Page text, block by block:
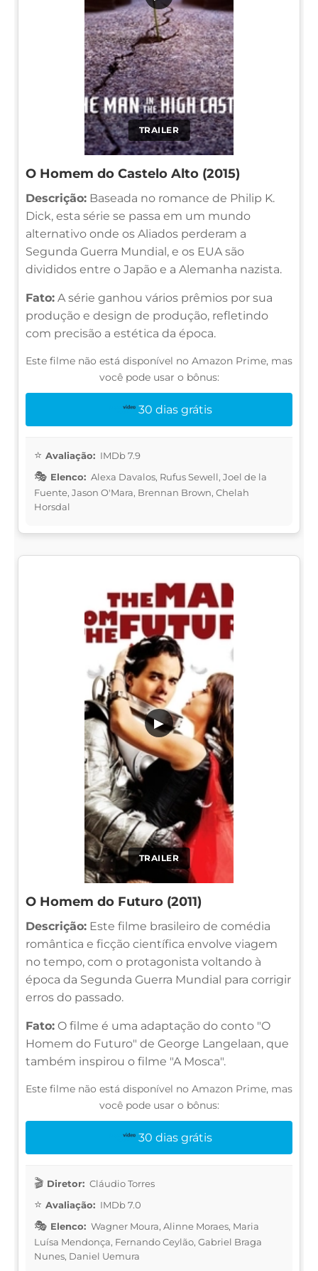
TRAILER
O Homem do Castelo Alto (2015)
Descrição: Baseada no romance de Philip K.
Dick, esta série se passa em um mundo
alternativo onde os Aliados perderam a
Segunda Guerra Mundial, e os EUA são
divididos entre o Japão e a Alemanha nazista.
Fato: A série ganhou vários prêmios por sua
produção e design de produção, refletindo
com precisão a estética da época.
Este filme não está disponível no Amazon Prime, mas
você pode usar o bônus:
30 dias grátis
Avaliação: IMDb 7.9
Elenco: Alexa Davalos, Rufus Sewell, Joel de la
Fuente, Jason O'Mara, Brennan Brown, Chelah
Horsdal
TRAILER
▶
O Homem do Futuro (2011)
Descrição: Este filme brasileiro de comédia
romântica e ficção científica envolve viagem
no tempo, com o protagonista voltando à
época da Segunda Guerra Mundial para corrigir
erros do passado.
Fato: O filme é uma adaptação do conto "O
Homem do Futuro" de George Langelaan, que
também inspirou o filme "A Mosca".
Este filme não está disponível no Amazon Prime, mas
você pode usar o bônus:
30 dias grátis
Diretor: Cláudio Torres
Avaliação: IMDb 7.0
Elenco: Wagner Moura, Alinne Moraes, Maria
Luísa Mendonça, Fernando Ceylão, Gabriel Braga
Nunes, Daniel Uemura